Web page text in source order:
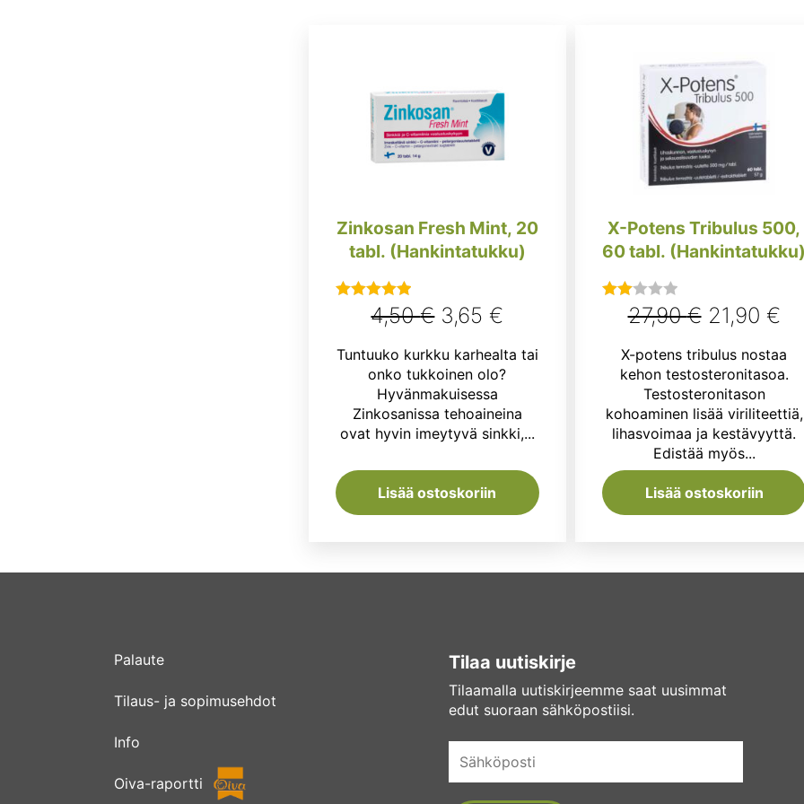
Zinkosan Fresh Mint, 20
tabl. (Hankintatukku)
Arvostelu
tuotteesta:
5.00/ 5
4,50€ Alkuperäinen
hinta
oli:
4,50 €.
3,65 €
hinta
on:
3,65 €.
Tuntuuko kurkku karhealta tai
onko tukkoinen olo?
Hyvänmakuisessa
Zinkosanissa tehoaineina
ovat hyvin imeytyvä sinkki,...
Lisää ostoskoriin
X-Potens Tribulus 500,
60 tabl. (Hankintatukku)
Arvostelu
tuotteesta:
2.00
/ 5
27,90€
hinta
oli:
27,90 €.
21,90 €
on:
X-potens tribulus nostaa
kehon testosteronitasoa.
Testosteronitason
kohoaminen lisää viriliteettiä,
lihasvoimaa ja kestävyyttä.
Edistää myös...
Lisää ostoskoriin
Palaute
Tilaus- ja sopimusehdot
Info
Oiva-raportti
Tilaa uutiskirje
Tilaamalla uutiskirjeemme saat uusimmat
edut suoraan sähköpostiisi.